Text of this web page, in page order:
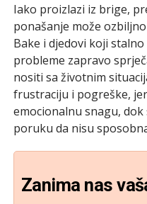
Iako proizlazi iz brige,
ponašanje može
Bake i djedovi koji
probleme zapravo
nositi sa životnim
frustraciju i pogreške,
emocionalnu snagu, dok
poruku da nisu
Zanima nas